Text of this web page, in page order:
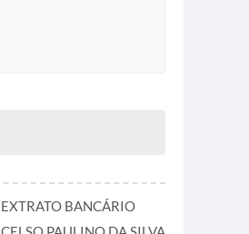
EXTRATO BANCÁRIO